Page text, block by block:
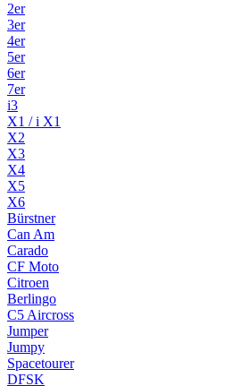
2er
3er
4er
5er
6er
7er
i3
X1 / i X1
X2
X3
X4
X5
X6
Bürstner
Can Am
Carado
CF Moto
Citroen
Berlingo
C5 Aircross
Jumper
Jumpy
Spacetourer
DFSK